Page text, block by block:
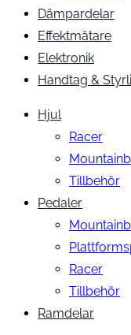
Dämpardelar
Effektmätare
Elektronik
Handtag &
Hjul
Racer
Tillbehör
Pedaler
Racer
Tillbehör
Ramdelar